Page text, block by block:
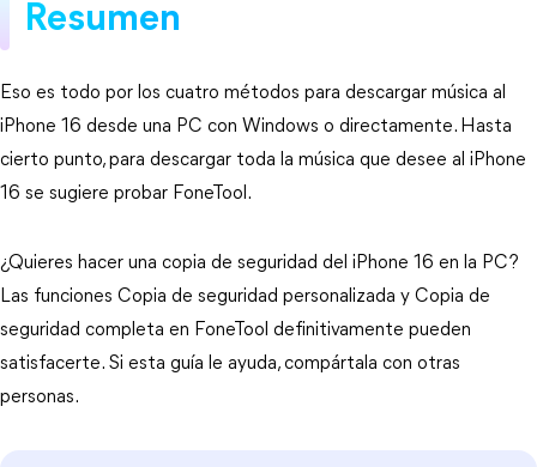
Resumen
Eso es todo por los cuatro métodos para descargar música al
iPhone 16 desde una PC con Windows o directamente. Hasta
cierto punto, para descargar toda la música que desee al iPhone
16 se sugiere probar FoneTool.
¿Quieres hacer una copia de seguridad del iPhone 16 en la PC?
Las funciones Copia de seguridad personalizada y Copia de
seguridad completa en FoneTool definitivamente pueden
satisfacerte. Si esta guía le ayuda, compártala con otras
personas.